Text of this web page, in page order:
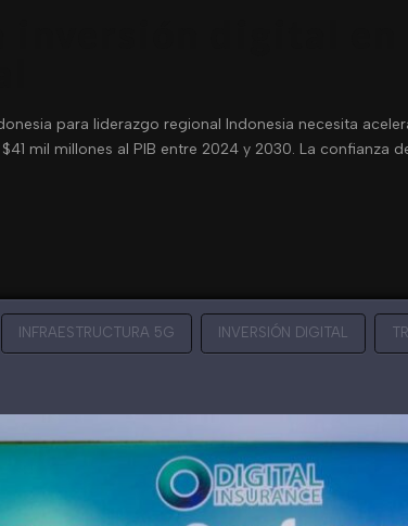
para liderazgo regional Indonesia necesita
mil millones al PIB entre 2024 y 2030. La confianza
INFRAESTRUCTURA 5G INVERSIÓN DIGITAL